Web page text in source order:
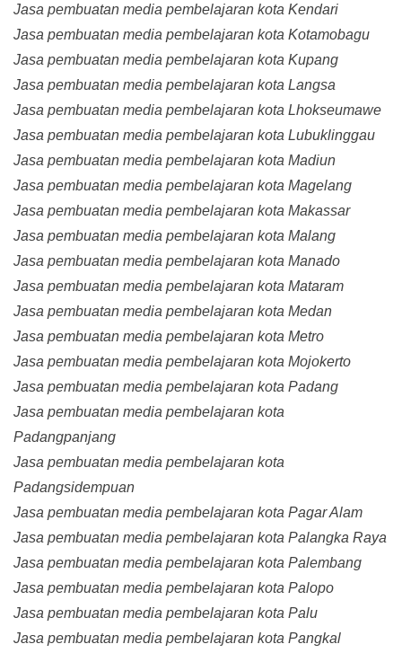
Jasa pembuatan media pembelajaran kota Kendari
Jasa pembuatan media pembelajaran kota Kotamobagu
Jasa pembuatan media pembelajaran kota Kupang
Jasa pembuatan media pembelajaran kota Langsa
Jasa pembuatan media pembelajaran kota Lhokseumawe
Jasa pembuatan media pembelajaran kota Lubuklinggau
Jasa pembuatan media pembelajaran kota Madiun
Jasa pembuatan media pembelajaran kota Magelang
Jasa pembuatan media pembelajaran kota Makassar
Jasa pembuatan media pembelajaran kota Malang
Jasa pembuatan media pembelajaran kota Manado
Jasa pembuatan media pembelajaran kota Mataram
Jasa pembuatan media pembelajaran kota Medan
Jasa pembuatan media pembelajaran kota Metro
Jasa pembuatan media pembelajaran kota Mojokerto
Jasa pembuatan media pembelajaran kota Padang
Jasa pembuatan media pembelajaran kota
Padangpanjang
Jasa pembuatan media pembelajaran kota
Padangsidempuan
Jasa pembuatan media pembelajaran kota Pagar Alam
Jasa pembuatan media pembelajaran kota Palangka Raya
Jasa pembuatan media pembelajaran kota Palembang
Jasa pembuatan media pembelajaran kota Palopo
Jasa pembuatan media pembelajaran kota Palu
Jasa pembuatan media pembelajaran kota Pangkal